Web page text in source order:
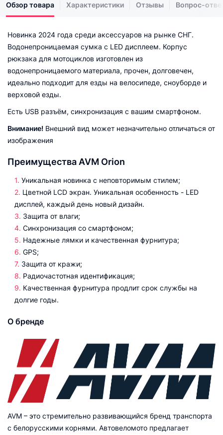
Обзор товара Характеристики Отзывы Вопрос-
Новинка 2024 года среди аксессуаров на рынке СНГ.
Водонепроницаемая сумка с LED дисплеем. Корпус
рюкзака для мотоциклов изготовлен из
водонепроницаемого материала, прочен, долговечен,
идеально подходит для езды на велосипеде, сноуборде и
верховой езды.
Есть USB разъём, синхронизация с вашим смартфоном.
Внимание! Внешний вид может незначительно отличаться от
изображения
Преимущества AVM Orion
Уникальная новинка с неповторимым стилем;
Цветной LCD экран. Уникальная особенность - LED
дисплей, каждый день новый дизайн.
Защита от влаги;
Синхронизация со смартфоном;
Надежные лямки и качественная фурнитура;
GPS;
Защита от кражи;
Радиочастотная идентификация;
Качественная фурнитура продлит срок службы на
долгие годы.
О бренде
AVM – это стремительно развивающийся бренд транспорта
с белорусскими корнями. Автовеломото предлагает